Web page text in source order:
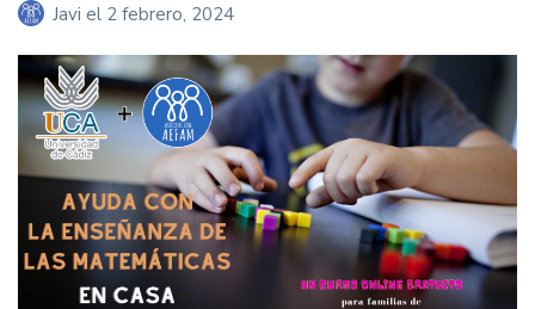
Javi el 2 febrero, 2024